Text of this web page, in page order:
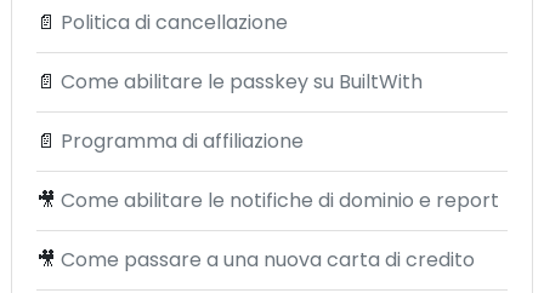
📄 Politica di cancellazione
📄 Come abilitare le passkey su BuiltWith
📄 Programma di affiliazione
🎥 Come abilitare le notifiche di dominio e report
🎥 Come passare a una nuova carta di credito